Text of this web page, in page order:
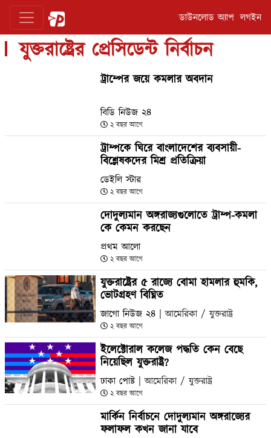
ডাউনলোড অ্যাপ লগইন
যুক্তরাষ্ট্রের প্রেসিডেন্ট নির্বাচন
ট্রাম্পের জয়ে কমলার অবদান
বিডি নিউজ ২৪
২ বছর আগে
ট্রাম্পকে ঘিরে বাংলাদেশের ব্যবসায়ী-
বিশ্লেষকদের মিশ্র প্রতিক্রিয়া
ডেইলি স্টার
২ বছর আগে
দোদুল্যমান অঙ্গরাজ্যগুলোতে ট্রাম্প-কমলা
কে কেমন করছেন
প্রথম আলো
২ বছর আগে
যুক্তরাষ্ট্রের ৫ রাজ্যে বোমা হামলার হুমকি,
ভোটগ্রহণ বিঘ্নিত
জাগো নিউজ ২৪ | আমেরিকা / যুক্তরাষ্ট্র
২ বছর আগে
ইলেক্টোরাল কলেজ পদ্ধতি কেন বেছে
নিয়েছিল যুক্তরাষ্ট্র?
ঢাকা পোষ্ট | আমেরিকা / যুক্তরাষ্ট্র
২ বছর আগে
মার্কিন নির্বাচনে দোদুল্যমান অঙ্গরাজ্যের
ফলাফল কখন জানা যাবে